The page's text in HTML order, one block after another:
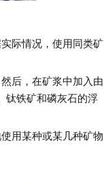
际情况，使用同类矿
后，在矿浆中加入由
钛铁矿和磷灰石的浮
用某种或某几种矿物